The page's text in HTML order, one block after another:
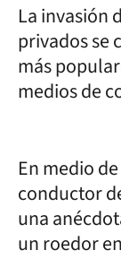
La invasión
privados se
más
medios de
En medio
conductor
una
un roedor